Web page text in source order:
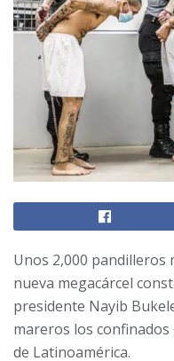
Unos 2,000 pandilleros
nueva megacárcel
presidente Nayib
mareros los
de Latinoamérica.